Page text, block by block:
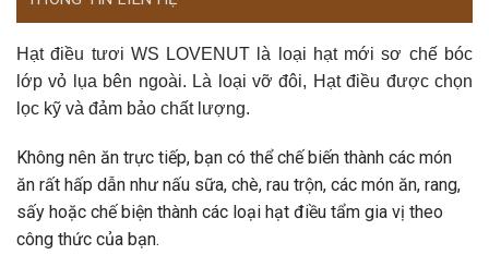
Hạt điều tươi WS LOVENUT là loại hạt mới sơ chế bóc
lớp vỏ lụa bên ngoài. Là loại vỡ đôi, Hạt điều được chọn
lọc kỹ và đảm bảo chất lượng.
Không nên ăn trực tiếp, bạn có thể chế biến thành các món
ăn rất hấp dẫn như nấu sữa, chè, rau trộn, các món ăn, rang,
sấy hoặc chế biện thành các loại hạt điều tẩm gia vị theo
công thức của bạn.